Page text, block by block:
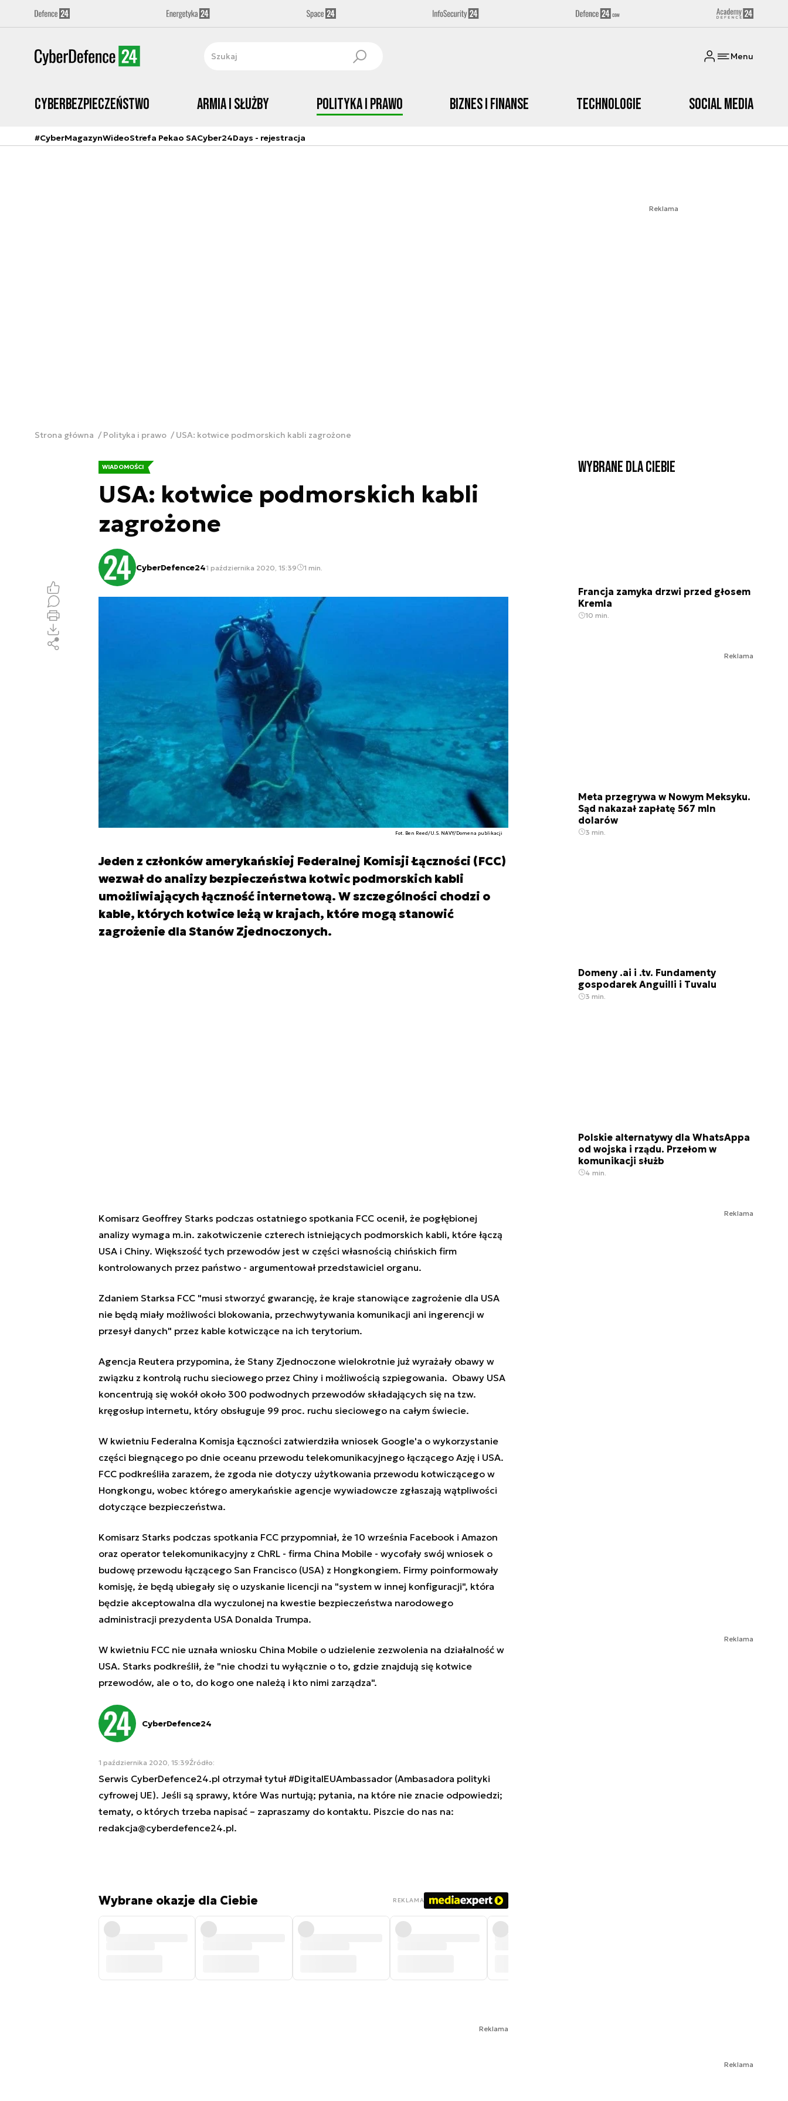
Menu
Cyberbezpieczeństwo Armia i Służby Polityka i prawo Biznes i Finanse Technologie Social media
#CyberMagazynWideoStrefa Pekao SACyber24Days - rejestracja
Reklama
Strona główna Polityka i prawo USA: kotwice podmorskich kabli zagrożone
WIADOMOŚCI
USA: kotwice podmorskich kabli
zagrożone
CyberDefence241 października 2020, 15:39 1 min.
Fot. Ben Reed/U.S. NAVY/Domena publikacji
Jeden z członków amerykańskiej Federalnej Komisji Łączności (FCC)
wezwał do analizy bezpieczeństwa kotwic podmorskich kabli
umożliwiających łączność internetową. W szczególności chodzi o
kable, których kotwice leżą w krajach, które mogą stanowić
zagrożenie dla Stanów Zjednoczonych.
Komisarz Geoffrey Starks podczas ostatniego spotkania FCC ocenił, że pogłębionej
analizy wymaga m.in. zakotwiczenie czterech istniejących podmorskich kabli, które łączą
USA i Chiny. Większość tych przewodów jest w części własnością chińskich firm
kontrolowanych przez państwo - argumentował przedstawiciel organu.
Zdaniem Starksa FCC "musi stworzyć gwarancję, że kraje stanowiące zagrożenie dla USA
nie będą miały możliwości blokowania, przechwytywania komunikacji ani ingerencji w
przesył danych" przez kable kotwiczące na ich terytorium.
Agencja Reutera przypomina, że Stany Zjednoczone wielokrotnie już wyrażały obawy w
związku z kontrolą ruchu sieciowego przez Chiny i możliwością szpiegowania. Obawy USA
koncentrują się wokół około 300 podwodnych przewodów składających się na tzw.
kręgosłup internetu, który obsługuje 99 proc. ruchu sieciowego na całym świecie.
W kwietniu Federalna Komisja Łączności zatwierdziła wniosek Google'a o wykorzystanie
części biegnącego po dnie oceanu przewodu telekomunikacyjnego łączącego Azję i USA.
FCC podkreśliła zarazem, że zgoda nie dotyczy użytkowania przewodu kotwiczącego w
Hongkongu, wobec którego amerykańskie agencje wywiadowcze zgłaszają wątpliwości
dotyczące bezpieczeństwa.
Komisarz Starks podczas spotkania FCC przypomniał, że 10 września Facebook i Amazon
oraz operator telekomunikacyjny z ChRL - firma China Mobile - wycofały swój wniosek o
budowę przewodu łączącego San Francisco (USA) z Hongkongiem. Firmy poinformowały
komisję, że będą ubiegały się o uzyskanie licencji na "system w innej konfiguracji", która
będzie akceptowalna dla wyczulonej na kwestie bezpieczeństwa narodowego
administracji prezydenta USA Donalda Trumpa.
W kwietniu FCC nie uznała wniosku China Mobile o udzielenie zezwolenia na działalność w
USA. Starks podkreślił, że "nie chodzi tu wyłącznie o to, gdzie znajdują się kotwice
przewodów, ale o to, do kogo one należą i kto nimi zarządza".
CyberDefence24
1 października 2020, 15:39Źródło:
Serwis CyberDefence24.pl otrzymał tytuł #DigitalEUAmbassador (Ambasadora polityki
cyfrowej UE). Jeśli są sprawy, które Was nurtują; pytania, na które nie znacie odpowiedzi;
tematy, o których trzeba napisać – zapraszamy do kontaktu. Piszcie do nas na:
redakcja@cyberdefence24.pl.
Wybrane okazje dla Ciebie REKLAMA
Reklama
Wybrane dla Ciebie
Francja zamyka drzwi przed głosem
Kremla
10 min.
Reklama
Meta przegrywa w Nowym Meksyku.
Sąd nakazał zapłatę 567 mln
dolarów
3 min.
Domeny .ai i .tv. Fundamenty
gospodarek Anguilli i Tuvalu
3 min.
Polskie alternatywy dla WhatsAppa
od wojska i rządu. Przełom w
komunikacji służb
4 min.
Reklama
Reklama
Reklama